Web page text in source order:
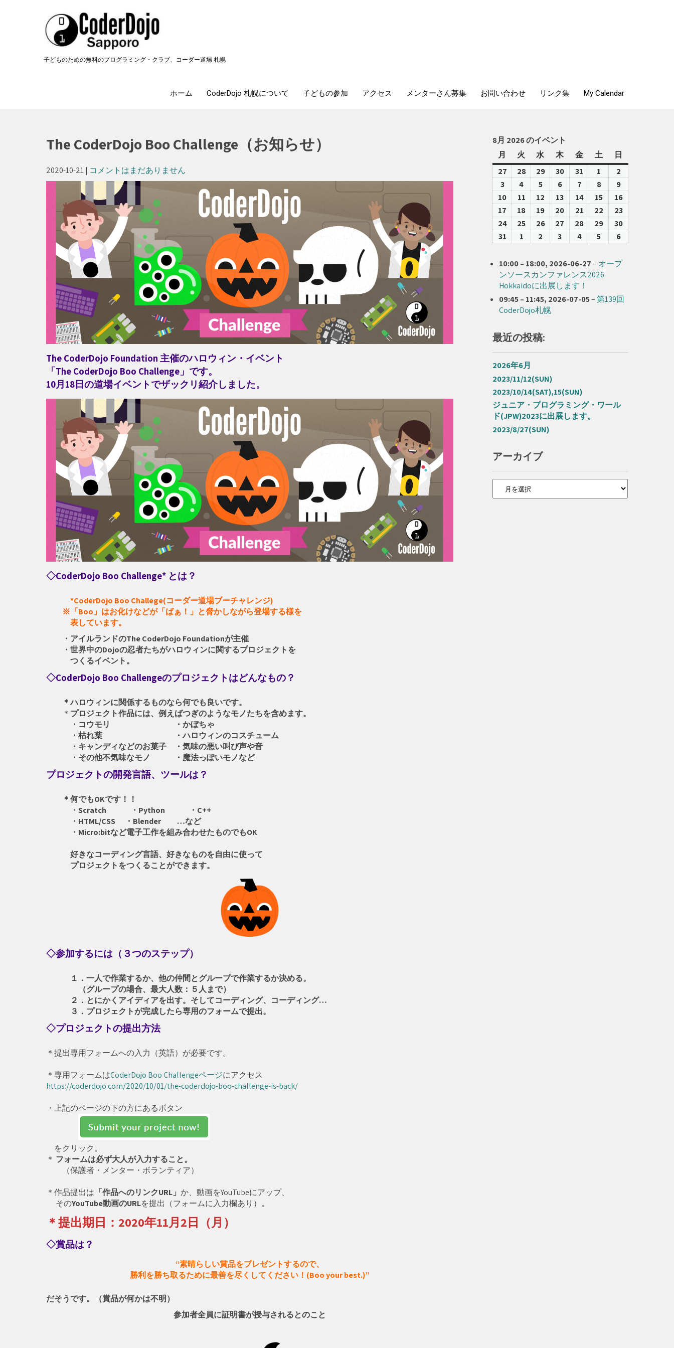
子どものための無料のプログラミング・クラブ、コーダー道場 札幌
ホーム CoderDojo 札幌について 子どもの参加 アクセス メンターさん募集 お問い合わせ リンク集 My Calendar
The CoderDojo Boo Challenge（お知らせ）
2020-10-21| コメントはまだありません
The CoderDojo Foundation 主催のハロウィン・イベント
「The CoderDojo Boo Challenge」です。
10月18日の道場イベントでザックリ紹介しました。
◇CoderDojo Boo Challenge* とは？
*CoderDojo Boo Challege(コーダー道場ブーチャレンジ)
※「Boo」はお化けなどが「ばぁ！」と脅かしながら登場する様を
表しています。
・アイルランドのThe CoderDojo Foundationが主催
・世界中のDojoの忍者たちがハロウィンに関するプロジェクトを
つくるイベント。
◇CoderDojo Boo Challengeのプロジェクトはどんなもの？
＊ハロウィンに関係するものなら何でも良いです。
＊ プロジェクト作品には、例えばつぎのようなモノたちを含めます。
・コウモリ ・かぼちゃ
・枯れ葉 ・ハロウィンのコスチューム
・キャンディなどのお菓子 ・気味の悪い叫び声や音
・その他不気味なモノ ・魔法っぽいモノなど
プロジェクトの開発言語、ツールは？
＊何でもOKです！！
・Scratch ・Python ・C++
・HTML/CSS ・Blender …など
・Micro:bitなど電子工作を組み合わせたものでもOK
好きなコーディング言語、好きなものを自由に使って
プロジェクトをつくることができます。
◇参加するには（３つのステップ）
１．一人で作業するか、他の仲間とグループで作業するか決める。
（グループの場合、最大人数：５人まで）
２．とにかくアイディアを出す。そしてコーディング、コーディング…
３．プロジェクトが完成したら専用のフォームで提出。
◇プロジェクトの提出方法
＊提出専用フォームへの入力（英語）が必要です。
＊専用フォームはCoderDojo Boo Challengeページにアクセス
https://coderdojo.com/2020/10/01/the-coderdojo-boo-challenge-is-back/
・上記のページの下の方にあるボタン
をクリック。
＊ フォームは必ず大人が入力すること。
（保護者・メンター・ボランティア）
＊作品提出は 「作品へのリンクURL」 か、動画をYouTubeにアップ、
そのYouTube動画のURLを提出（フォームに入力欄あり）。
＊提出期日：2020年11月2日（月）
◇賞品は？
“素晴らしい賞品をプレゼントするので、
勝利を勝ち取るために最善を尽くしてください！(Boo your best.)”
だそうです。（賞品が何かは不明）
参加者全員に証明書が授与されるとのこと
8月 2026 のイベント
月
曜
日
火
曜
日
水
曜
日
木木
曜
日
金金
曜
日
土土
曜
日
日
曜
日
27 2026-
282026-
292026-
302026-
31 2026-
31
1 2026-
08-
01
2
08-
02
32026-
08-
03
4 2026-
08-
04
52026-
08-
05
62026-
08-
06
7 2026-
08-
07
82026-
08-
08
92026-
08-
09
10 2026-
08-
10
11 2026-
08-
11
12 2026-
08-
12
13 2026-
08-
142026-
08-
14
15 2026-
15
162026-
08-
16
17 2026-
08-
18 2026-
08-
19 2026-
08-
20 2026-
08-
21 2026-
08-
22 2026-
08-
232026-
08-
242026-
25 2026-
262026-
27 2026-
28 2026-
29 2026-
302026-
31 2026-
31
1 2026-
01
2 2026-
02
3 2026-
03
42026-
04
5 2026-
05
62026-
06
10:00– 18:00, 2026-06-27– オープ
ンソースカンファレンス2026
Hokkaidoに出展します！
09:45– 11:45, 2026-07-05–第139回
CoderDojo札幌
最近の投稿:
2026年6月
2023/11/12(SUN)
2023/10/14(SAT),15(SUN)
ジュニア・プログラミング・ワール
ド(JPW)2023に出展します。
2023/8/27(SUN)
アーカイブ